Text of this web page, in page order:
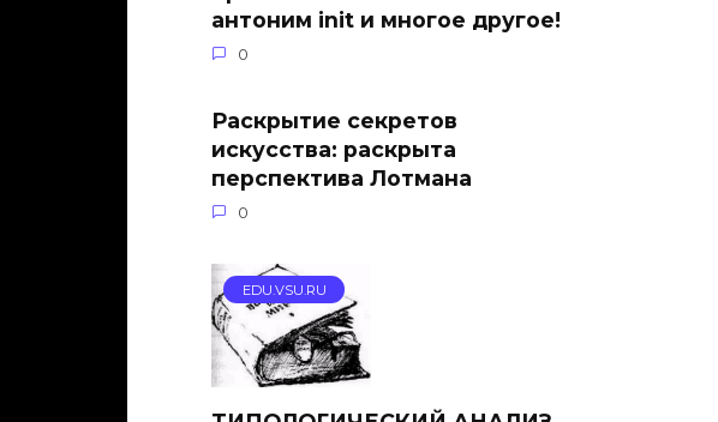
антоним init и многое другое!
0
Раскрытие секретов
искусства: раскрыта
перспектива Лотмана
0
EDU.VSU.RU